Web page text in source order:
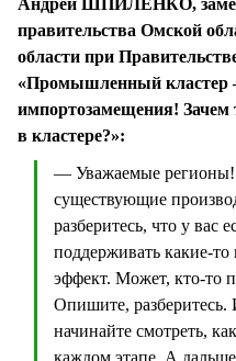
Андрей ШПИЛЕНКО,
правительства Омской
области при
«Промышленный кластер
импортозамещения! Зачем
в кластере?»:
— Уважаемые регионы!
существующие
разберитесь, что у вас
поддерживать какие-
эффект. Может, кто-то
Опишите, разберитесь.
начинайте смотреть,